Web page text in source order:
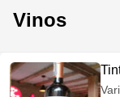
Vinos